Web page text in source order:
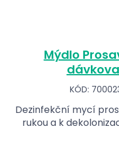
Mýdlo
KÓD:
Dezinfekční mycí
rukou a k